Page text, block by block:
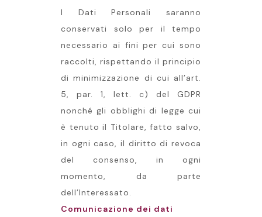
I Dati Personali saranno
conservati solo per il tempo
necessario ai fini per cui sono
raccolti, rispettando il principio
di minimizzazione di cui all’art.
5, par. 1, lett. c) del GDPR
nonché gli obblighi di legge cui
è tenuto il Titolare, fatto salvo,
in ogni caso, il diritto di revoca
del consenso, in ogni
momento, da parte
dell’Interessato.
Comunicazione dei dati